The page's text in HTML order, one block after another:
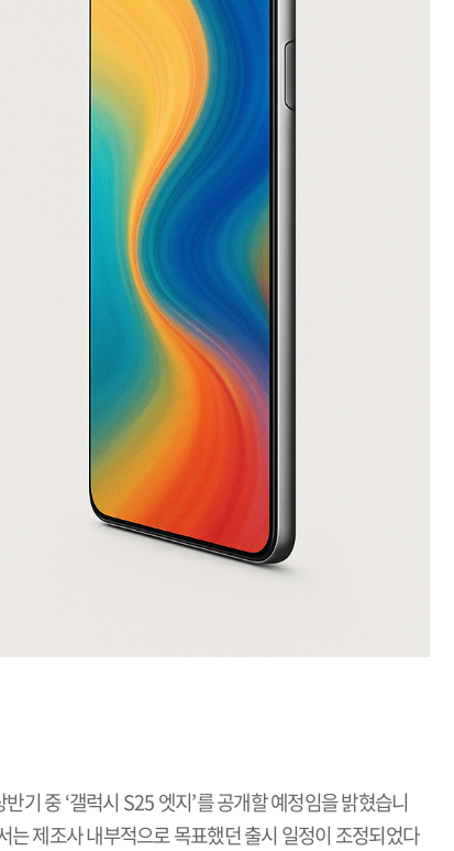
반기 중‘갤럭시 S25엣지’를 공개할 예정임을 밝혔습니
는 제조사 내부적으로 목표했던 출시 일정이 조정되었다